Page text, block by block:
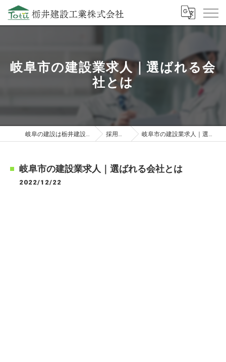
岐阜市の建設業求人｜選ばれる会
社とは
岐阜の建設は栃井建設工業株式会社 採用ブログ 岐阜市の建設業求人｜選ばれる会社とは
岐阜市の建設業求人｜選ばれる会社とは
2022/12/22